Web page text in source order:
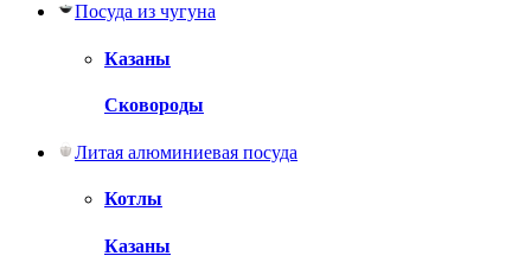
Посуда из чугуна
Казаны
Сковороды
Литая алюминиевая посуда
Котлы
Казаны